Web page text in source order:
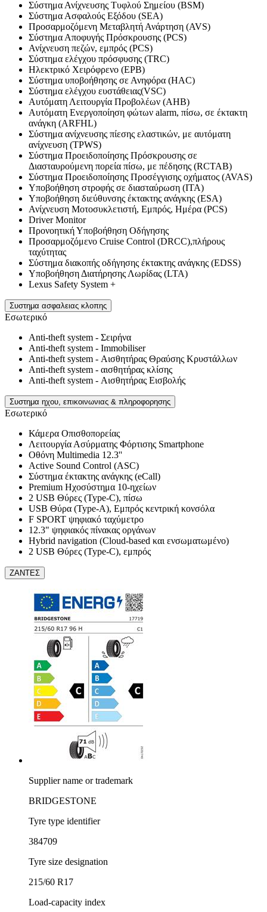
Σύστημα Ανίχνευσης Τυφλού Σημείου (BSM)
Σύστημα Ασφαλούς Εξόδου (SEA)
Προσαρμοζόμενη Μεταβλητή Ανάρτηση (AVS)
Σύστημα Αποφυγής Πρόσκρουσης (PCS)
Ανίχνευση πεζών, εμπρός (PCS)
Σύστημα ελέγχου πρόσφυσης (TRC)
Ηλεκτρικό Χειρόφρενο (EPB)
Σύστημα υποβοήθησης σε Ανηφόρα (HAC)
Σύστημα ελέγχου ευστάθειας(VSC)
Αυτόματη Λειτουργία Προβολέων (AHB)
Αυτόματη Ενεργοποίηση φώτων alarm, πίσω, σε έκτακτη
ανάγκη (ARFHL)
Σύστημα ανίχνευσης πίεσης ελαστικών, με αυτόματη
ανίχνευση (TPWS)
Σύστημα Προειδοποίησης Πρόσκρουσης σε
Διασταυρούμενη πορεία πίσω, με πέδησης (RCTAB)
Σύστημα Προειδοποίησης Προσέγγισης οχήματος (AVAS)
Υποβοήθηση στροφής σε διασταύρωση (ITA)
Υποβοήθηση διεύθυνσης έκτακτης ανάγκης (ESA)
Ανίχνευση Μοτοσυκλετιστή, Εμπρός, Ημέρα (PCS)
Driver Monitor
Προνοητική Υποβοήθηση Οδήγησης
Προσαρμοζόμενο Cruise Control (DRCC),πλήρους
ταχύτητας
Σύστημα διακοπής οδήγησης έκτακτης ανάγκης (EDSS)
Υποβοήθηση Διατήρησης Λωρίδας (LTA)
Lexus Safety System +
Συστημα ασφαλειας κλοπης
Εσωτερικό
Anti-theft system - Σειρήνα
Anti-theft system - Immobiliser
Anti-theft system - Αισθητήρας Θραύσης Κρυστάλλων
Anti-theft system - αισθητήρας κλίσης
Anti-theft system - Αισθητήρας Εισβολής
Συστημα ηχου, επικοινωνιας & πληροφορησης
Εσωτερικό
Κάμερα Οπισθοπορείας
Λειτουργία Ασύρματης Φόρτισης Smartphone
Οθόνη Multimedia 12.3''
Active Sound Control (ASC)
Σύστημα έκτακτης ανάγκης (eCall)
Premium Ηχοσύστημα 10-ηχείων
2 USB Θύρες (Type-C), πίσω
USB Θύρα (Type-A), Εμπρός κεντρική κονσόλα
F SPORT ψηφιακό ταχύμετρο
12.3" ψηφιακός πίνακας οργάνων
Hybrid navigation (Cloud-based και ενσωματωμένο)
2 USB Θύρες (Type-C), εμπρός
ΖΑΝΤΕΣ
Supplier name or trademark
BRIDGESTONE
Tyre type identifier
384709
Tyre size designation
215/60 R17
Load-capacity index